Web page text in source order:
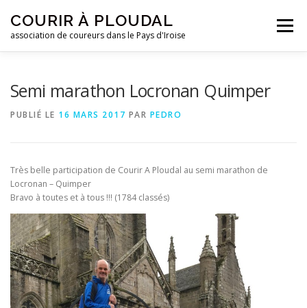
contenu
COURIR À PLOUDAL
association de coureurs dans le Pays d'Iroise
Menu
CONTACTEZ-NOUS !
Semi marathon Locronan Quimper
PUBLIÉ LE 16 MARS 2017 PAR PEDRO
Très belle participation de Courir A Ploudal au semi marathon de
Locronan – Quimper
Bravo à toutes et à tous !!! (1784 classés)